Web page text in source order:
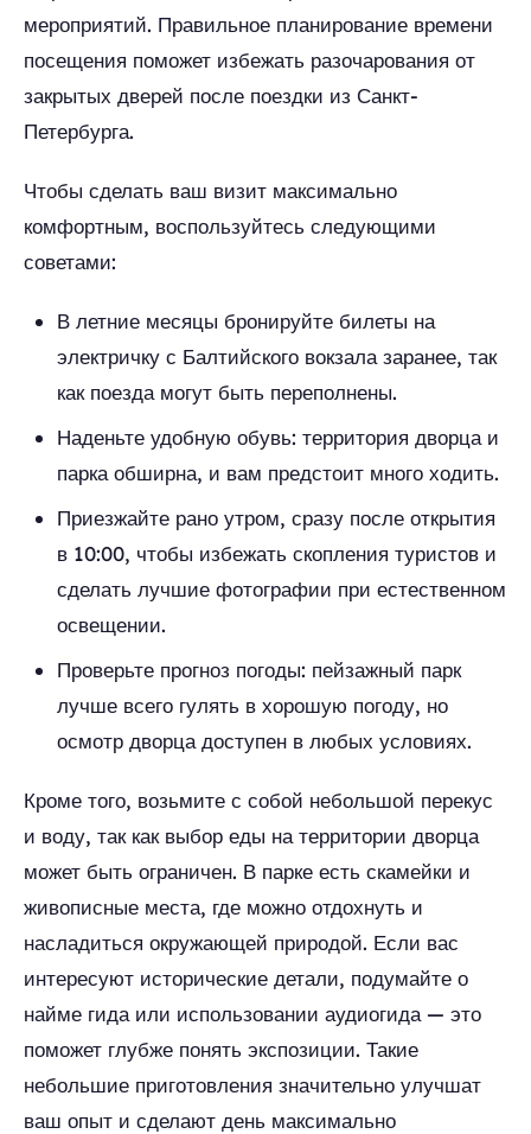
мероприятий. Правильное планирование времени
посещения поможет избежать разочарования от
закрытых дверей после поездки из Санкт-
Петербурга.
Чтобы сделать ваш визит максимально
комфортным, воспользуйтесь следующими
советами:
В летние месяцы бронируйте билеты на
электричку с Балтийского вокзала заранее, так
как поезда могут быть переполнены.
Наденьте удобную обувь: территория дворца и
парка обширна, и вам предстоит много ходить.
Приезжайте рано утром, сразу после открытия
в 10:00, чтобы избежать скопления туристов и
сделать лучшие фотографии при естественном
освещении.
Проверьте прогноз погоды: пейзажный парк
лучше всего гулять в хорошую погоду, но
осмотр дворца доступен в любых условиях.
Кроме того, возьмите с собой небольшой перекус
и воду, так как выбор еды на территории дворца
может быть ограничен. В парке есть скамейки и
живописные места, где можно отдохнуть и
насладиться окружающей природой. Если вас
интересуют исторические детали, подумайте о
найме гида или использовании аудиогида — это
поможет глубже понять экспозиции. Такие
небольшие приготовления значительно улучшат
ваш опыт и сделают день максимально